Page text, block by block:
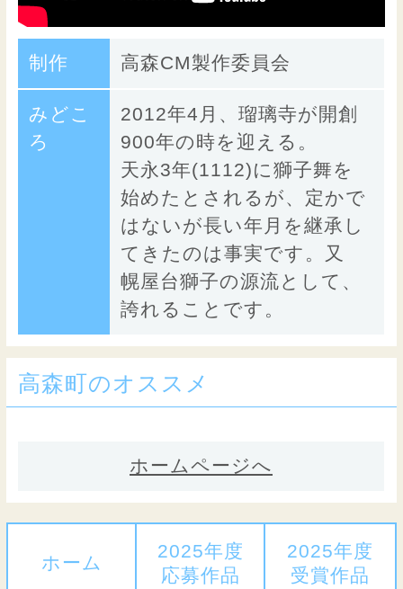
制作 高森CM製作委員会
みどこ
ろ
2012年4月、瑠璃寺が開創
900年の時を迎える。
天永3年(1112)に獅子舞を
始めたとされるが、定かで
はないが長い年月を継承し
てきたのは事実です。又
幌屋台獅子の源流として、
誇れることです。
高森町のオススメ
ホームページへ
ホーム
2025年度
応募作品
2025年度
受賞作品